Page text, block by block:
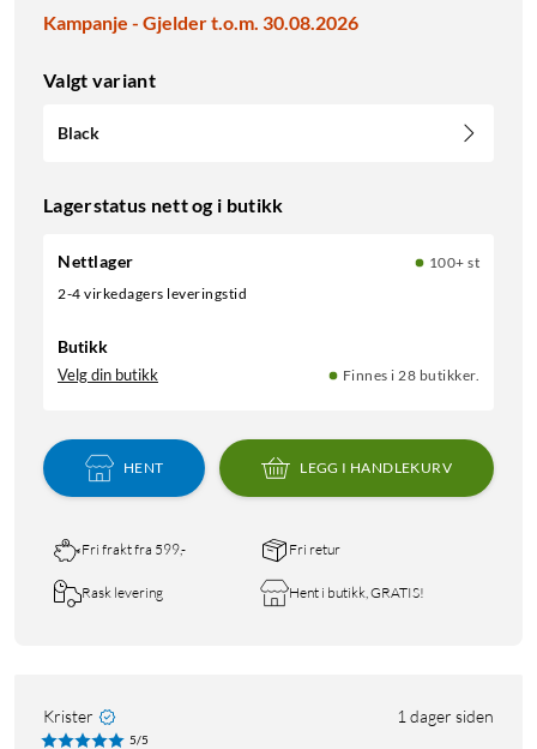
Kampanje - Gjelder t.o.m. 30.08.2026
Valgt variant
Black
Lagerstatus nett og i butikk
Nettlager
100+ st
2-4 virkedagers leveringstid
Butikk
Velg din butikk Finnes i 28 butikker.
HENT LEGG I HANDLEKURV
Fri frakt fra 599,- Fri retur
Rask levering Hent i butikk, GRATIS!
Krister 1 dager siden
5/5